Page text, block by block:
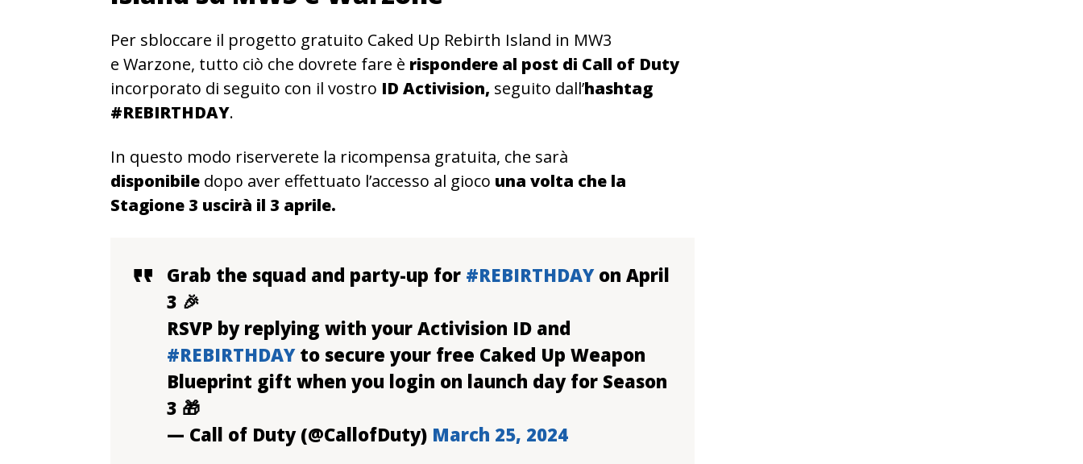
Per sbloccare il progetto gratuito Caked Up Rebirth Island in MW3
e Warzone, tutto ciò che dovrete fare è rispondere al post di Call of Duty
incorporato di seguito con il vostro ID Activision, seguito dall’hashtag
#REBIRTHDAY.
In questo modo riserverete la ricompensa gratuita, che sarà
disponibile dopo aver effettuato l’accesso al gioco una volta che la
Stagione 3 uscirà il 3 aprile.
Grab the squad and party-up for #REBIRTHDAYon April
3 🎉
RSVP by replying with your Activision ID and
#REBIRTHDAYto secure your free Caked Up Weapon
Blueprint gift when you login on launch day for Season
3 🎁
— Call of Duty (@CallofDuty) March 25, 2024